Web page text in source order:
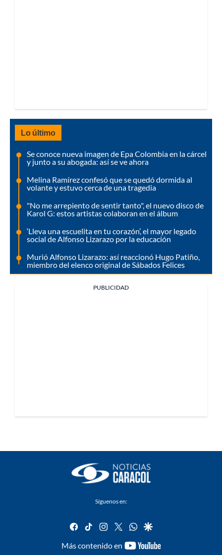
Lo último
Se conoce nueva imagen de Epa Colombia en la cárcel
y junto a su abogada: así se ve ahora
Melina Ramírez confesó que se quedó dormida al
volante y estuvo cerca de una tragedia
"No me arrepiento de sentir tanto", el nuevo disco de
Karol G: estos artistas colaboran en el álbum
‘Lleva una escuelita en tu corazón’, el mayor legado
social de Alfonso Lizarazo por la educación
Murió Alfonso Lizarazo: así reaccionó Hugo Patiño,
miembro del elenco original de Sábados Felices
PUBLICIDAD
Síguenos en:
facebook
tiktok instagram
twitterwhatsapp
google
Más contenido en
youtube-